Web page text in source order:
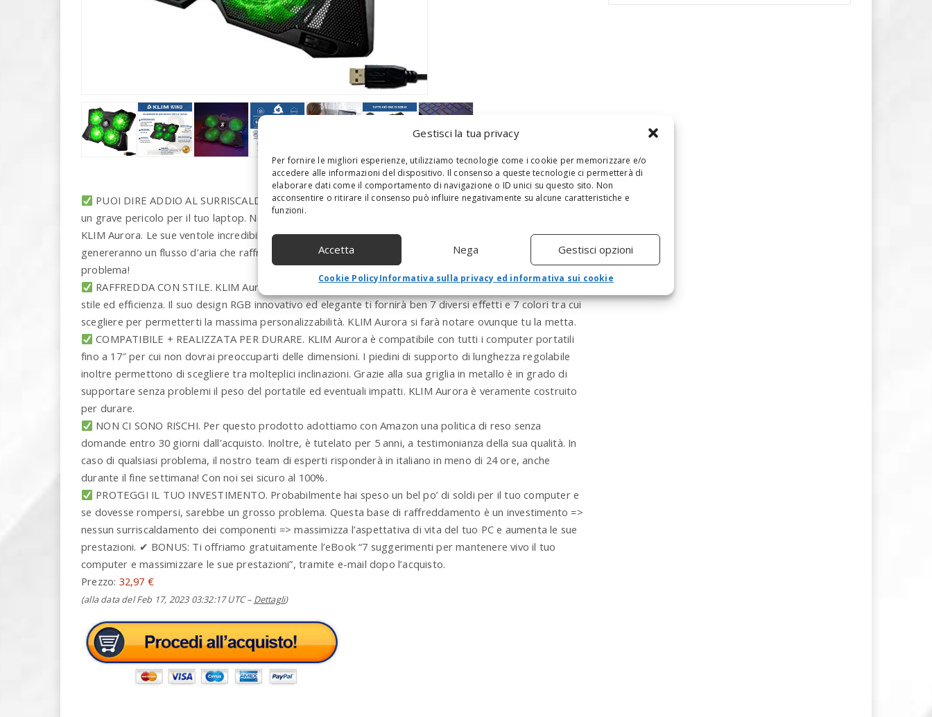
Gestisci la tua privacy
Per fornire le migliori esperienze, utilizziamo tecnologie come i cookie per memorizzare e/o
accedere alle informazioni del dispositivo. Il consenso a queste tecnologie ci permetterà di
elaborare dati come il comportamento di navigazione o ID unici su questo sito. Non
acconsentire o ritirare il consenso può influire negativamente su alcune caratteristiche e
funzioni.
Accetta Nega Gestisci opzioni
Cookie PolicyInformativa sulla privacy ed informativa sui cookie
PUOI DIRE ADDIO AL SURRISCALDAMENTO. Il surriscaldamento dei componenti elettronici costituisce
un grave pericolo per il tuo laptop. Non aspettare che compaia qualche problema e previenilo grazie a
KLIM Aurora. Le sue ventole incredibilmente potenti da 110 mm che girano a 1200 RPM assieme
genereranno un flusso d’aria che raffredda il tuo laptop in tempi record. Il calore non sarà più un
problema!
RAFFREDDA CON STILE. KLIM Aurora non è una base refrigerante monocromatica qualsiasi, ma unisce
stile ed efficienza. Il suo design RGB innovativo ed elegante ti fornirà ben 7 diversi effetti e 7 colori tra cui
scegliere per permetterti la massima personalizzabilità. KLIM Aurora si farà notare ovunque tu la metta.
COMPATIBILE + REALIZZATA PER DURARE. KLIM Aurora è compatibile con tutti i computer portatili
fino a 17″ per cui non dovrai preoccuparti delle dimensioni. I piedini di supporto di lunghezza regolabile
inoltre permettono di scegliere tra molteplici inclinazioni. Grazie alla sua griglia in metallo è in grado di
supportare senza problemi il peso del portatile ed eventuali impatti. KLIM Aurora è veramente costruito
per durare.
NON CI SONO RISCHI. Per questo prodotto adottiamo con Amazon una politica di reso senza
domande entro 30 giorni dall’acquisto. Inoltre, è tutelato per 5 anni, a testimonianza della sua qualità. In
caso di qualsiasi problema, il nostro team di esperti risponderà in italiano in meno di 24 ore, anche
durante il fine settimana! Con noi sei sicuro al 100%.
PROTEGGI IL TUO INVESTIMENTO. Probabilmente hai speso un bel po’ di soldi per il tuo computer e
se dovesse rompersi, sarebbe un grosso problema. Questa base di raffreddamento è un investimento =>
nessun surriscaldamento dei componenti => massimizza l’aspettativa di vita del tuo PC e aumenta le sue
prestazioni. ✔ BONUS: Ti offriamo gratuitamente l’eBook “7 suggerimenti per mantenere vivo il tuo
computer e massimizzare le sue prestazioni”, tramite e-mail dopo l’acquisto.
Prezzo: 32,97 €
(alla data del Feb 17, 2023 03:32:17 UTC – Dettagli)
n
t
e
.
.